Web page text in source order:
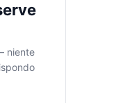
niente